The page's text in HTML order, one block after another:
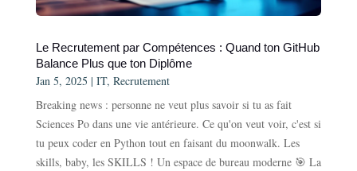
Le Recrutement par Compétences : Quand ton GitHub
Balance Plus que ton Diplôme
Jan 5, 2025 | IT, Recrutement
Breaking news : personne ne veut plus savoir si tu as fait
Sciences Po dans une vie antérieure. Ce qu'on veut voir, c'est si
tu peux coder en Python tout en faisant du moonwalk. Les
skills, baby, les SKILLS ! Un espace de bureau moderne 🎯 La